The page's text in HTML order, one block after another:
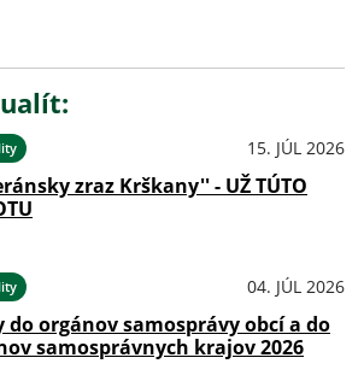
15. JÚL 2026
zraz Krškany'' - UŽ TÚTO
04. JÚL 2026
do orgánov samosprávy obcí a do
samosprávnych krajov 2026